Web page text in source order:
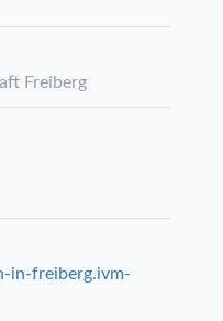
Freiberg
in-freiberg.ivm-